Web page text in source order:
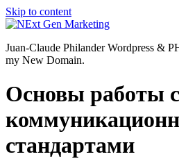
Skip to content
Juan-Claude Philander Wordpress &
my New Domain.
Основы работы с
стандартами